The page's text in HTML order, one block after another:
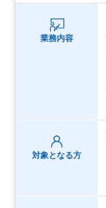
業務内容
対象となる方